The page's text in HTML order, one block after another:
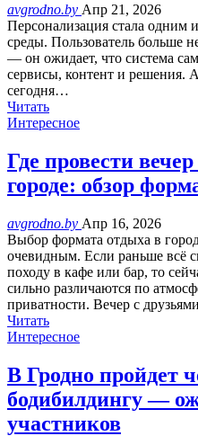
avgrodno.by Апр 21, 2026
Персонализация стала одним
среды. Пользователь больше
— он ожидает, что система
сервисы, контент и решения.
сегодня…
Читать
Интересное
Где провести
городе: обзор
avgrodno.by Апр 16, 2026
Выбор формата отдыха в
очевидным. Если раньше всё
походу в кафе или бар, то
сильно различаются по
приватности. Вечер с
Читать
Интересное
В Гродно пройдет
бодибилдингу —
участников